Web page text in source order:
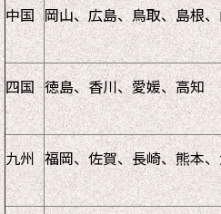
中国 岡山、広島、鳥取、島根
四国 徳島、香川、愛媛、高知
九州 福岡、佐賀、長崎、熊本